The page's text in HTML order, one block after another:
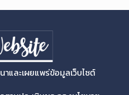
และเผยแพร่ข้อมูลเว็บไซต์